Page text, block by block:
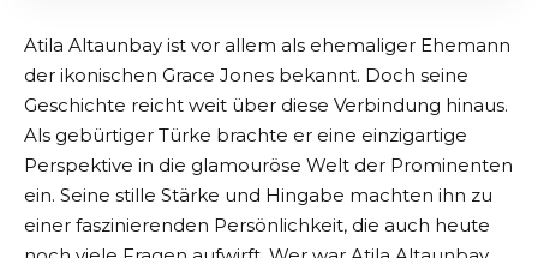
Atila Altaunbay ist vor allem als ehemaliger Ehemann
der ikonischen Grace Jones bekannt. Doch seine
Geschichte reicht weit über diese Verbindung hinaus.
Als gebürtiger Türke brachte er eine einzigartige
Perspektive in die glamouröse Welt der Prominenten
ein. Seine stille Stärke und Hingabe machten ihn zu
einer faszinierenden Persönlichkeit, die auch heute